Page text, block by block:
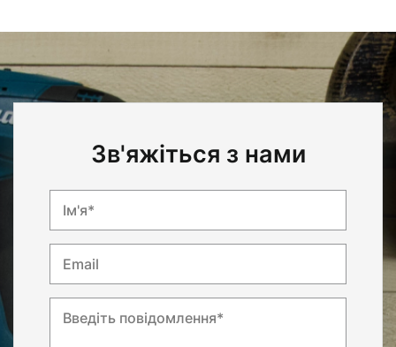
Зв'яжіться з нами
Ім'я*
Email
Введіть повідомлення*